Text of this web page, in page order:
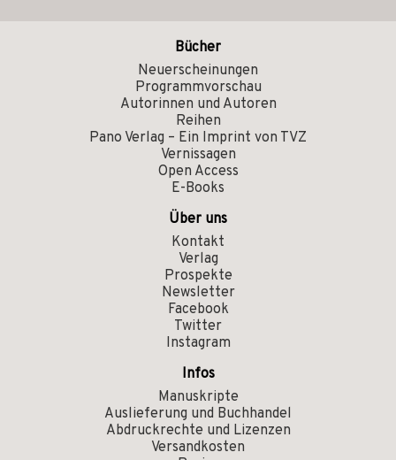
Bücher
Neuerscheinungen
Programmvorschau
Autorinnen und Autoren
Reihen
Pano Verlag – Ein Imprint von TVZ
Vernissagen
Open Access
E-Books
Über uns
Kontakt
Verlag
Prospekte
Newsletter
Facebook
Twitter
Instagram
Infos
Manuskripte
Auslieferung und Buchhandel
Abdruckrechte und Lizenzen
Versandkosten